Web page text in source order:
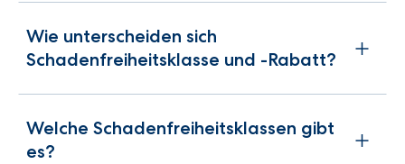
Wie unterscheiden sich
Schadenfreiheitsklasse und -Rabatt?
Welche Schadenfreiheitsklassen gibt
es?